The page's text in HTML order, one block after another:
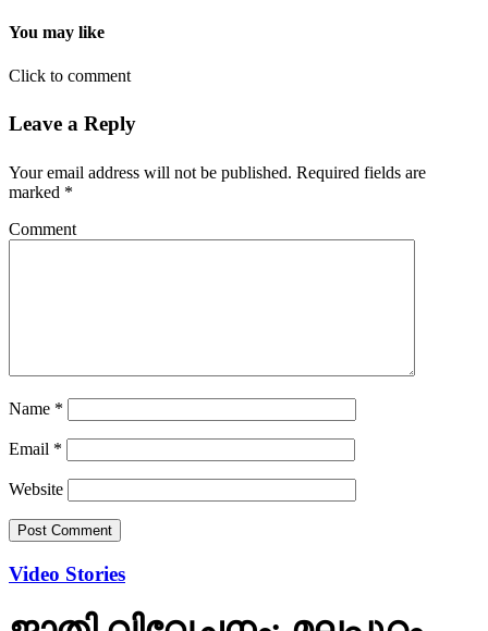
You may like
Click to comment
Leave a Reply
Your email address will not be published. Required fields are
marked *
Comment
Name *
Email *
Website
Video Stories